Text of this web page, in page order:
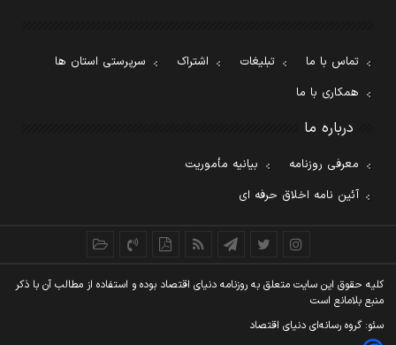
تماس با ما تبلیغات اشتراک
سرپرستی استان ها
همکاری با ما
درباره ما
معرفی روزنامه
بیانیه مأموریت
آئین نامه اخلاق حرفه ای
کليه حقوق اين سايت متعلق به روزنامه دنيای اقتصاد بوده و استفاده از مطالب آن با ذکر
منبع بلامانع است
سئو: گروه رسانه‌ای دنیای اقتصاد